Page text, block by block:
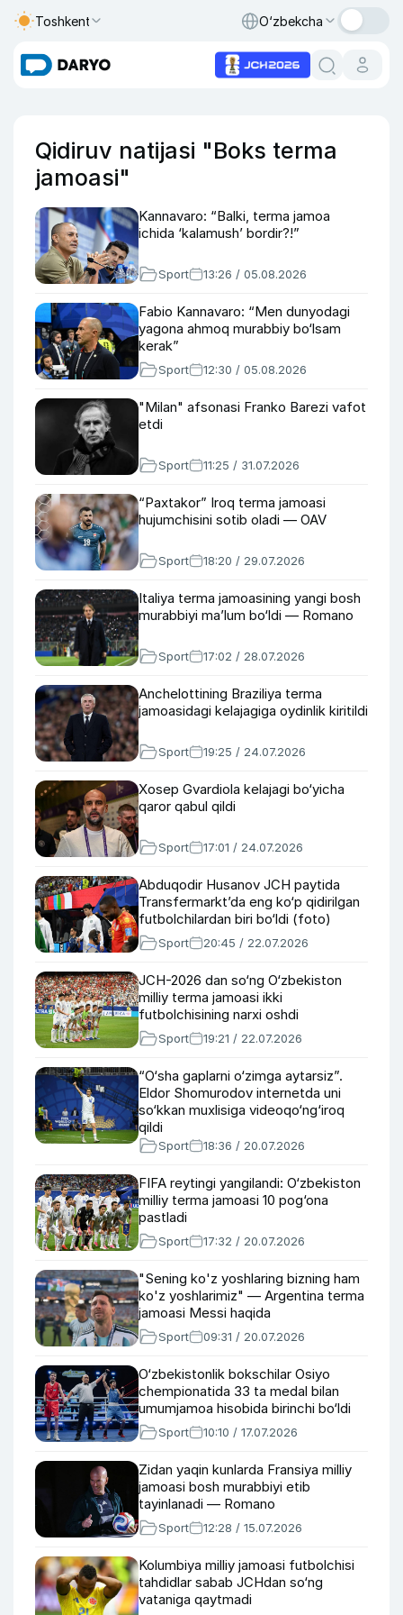
Toshkent O‘zbekcha
Qidiruv natijasi "Boks terma
jamoasi"
Kannavaro: “Balki, terma jamoa
ichida ‘kalamush’ bordir?!”
Sport 13:26 / 05.08.2026
Fabio Kannavaro: “Men dunyodagi
yagona ahmoq murabbiy bo‘lsam
kerak”
Sport 12:30 / 05.08.2026
"Milan" afsonasi Franko Barezi vafot
etdi
Sport 11:25 / 31.07.2026
“Paxtakor” Iroq terma jamoasi
hujumchisini sotib oladi — OAV
Sport 18:20 / 29.07.2026
Italiya terma jamoasining yangi bosh
murabbiyi ma’lum bo‘ldi — Romano
Sport 17:02 / 28.07.2026
Anchelottining Braziliya terma
jamoasidagi kelajagiga oydinlik kiritildi
Sport 19:25 / 24.07.2026
Xosep Gvardiola kelajagi bo‘yicha
qaror qabul qildi
Sport 17:01 / 24.07.2026
Abduqodir Husanov JCH paytida
Transfermarkt’da eng ko‘p qidirilgan
futbolchilardan biri bo‘ldi (foto)
Sport 20:45 / 22.07.2026
JCH-2026 dan so‘ng O‘zbekiston
milliy terma jamoasi ikki
futbolchisining narxi oshdi
Sport 19:21 / 22.07.2026
“O‘sha gaplarni o‘zimga aytarsiz”.
Eldor Shomurodov internetda uni
so‘kkan muxlisiga videoqo‘ng‘iroq
qildi
Sport 18:36 / 20.07.2026
FIFA reytingi yangilandi: O‘zbekiston
milliy terma jamoasi 10 pog‘ona
pastladi
Sport 17:32 / 20.07.2026
"Sening ko'z yoshlaring bizning ham
ko'z yoshlarimiz" — Argentina terma
jamoasi Messi haqida
Sport 09:31 / 20.07.2026
O‘zbekistonlik bokschilar Osiyo
chempionatida 33 ta medal bilan
umumjamoa hisobida birinchi bo‘ldi
Sport 10:10 / 17.07.2026
Zidan yaqin kunlarda Fransiya milliy
jamoasi bosh murabbiyi etib
tayinlanadi — Romano
Sport 12:28 / 15.07.2026
Kolumbiya milliy jamoasi futbolchisi
tahdidlar sabab JCHdan so‘ng
vataniga qaytmadi